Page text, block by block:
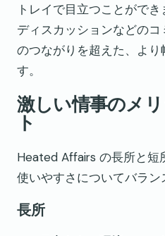
トレイで目立つことがで
ディスカッションなどのコ
のつながりを超えた、より
す。
激しい情事のメ
ト
Heated Affairs の長所と短
使いやすさについてバラン
長所